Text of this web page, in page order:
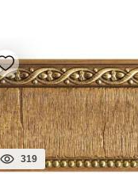
319